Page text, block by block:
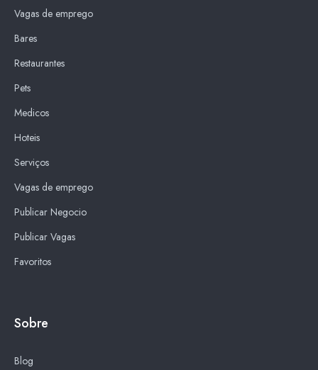
Vagas de emprego
Bares
Restaurantes
Pets
Medicos
Hoteis
Serviços
Vagas de emprego
Publicar Negocio
Publicar Vagas
Favoritos
Sobre
Blog